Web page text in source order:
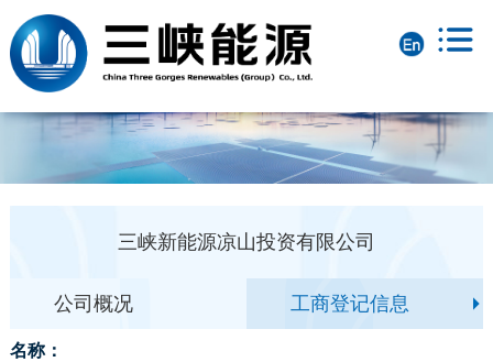
三峡新能源凉山投资有限公司
公司概况 工商登记信息
名称：